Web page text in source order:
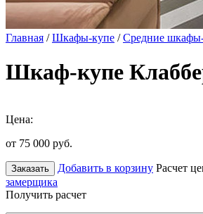
Главная /Шкафы-купе /Средние
Шкаф-купе
Цена:
от 75 000 руб.
Заказать Добавить в корзину Расчет
замерщика
Получить расчет